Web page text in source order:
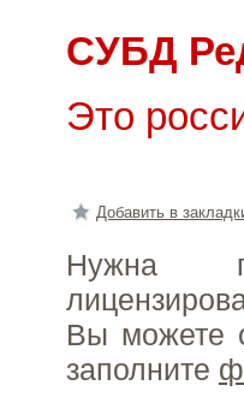
СУБД
Это
Добавить в
Нужна
Вы можете
заполните